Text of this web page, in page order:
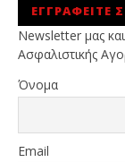
ΕΓΓΡΑΦΕΙΤΕ
Newsletter μας
Ασφαλιστικής
Όνομα
Email